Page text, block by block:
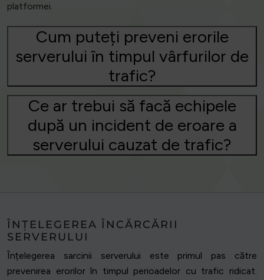
platformei.
Cum puteți preveni erorile
serverului în timpul vârfurilor de
trafic?
Ce ar trebui să facă echipele
după un incident de eroare a
serverului cauzat de trafic?
ÎNȚELEGEREA ÎNCĂRCĂRII
SERVERULUI
Înțelegerea sarcinii serverului este primul pas către
prevenirea erorilor în timpul perioadelor cu trafic ridicat.